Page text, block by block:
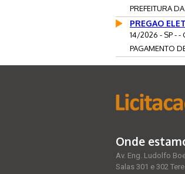
PREFEITURA
PREGAO
14/2026 - SP - -
PAGAMENTO
Onde
Av. Eng. Ludolfo
Salas 301 e 302